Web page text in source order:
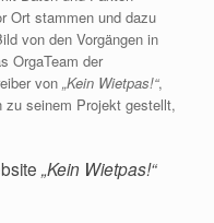
Ort stammen und dazu
von den Vorgängen in
OrgaTeam der
von „Kein Wietpas!“,
zu seinem Projekt gestellt,
„Kein Wietpas!“